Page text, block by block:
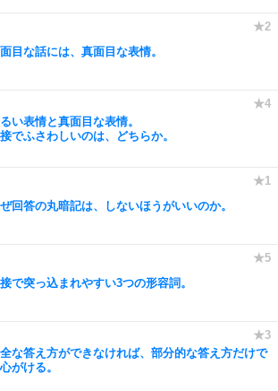
目な話には、真面目な表情。
い表情と真面目な表情。
でふさわしいのは、どちらか。
回答の丸暗記は、しないほうがいいのか。
で突っ込まれやすい3つの形容詞。
な答え方ができなければ、部分的な答え方だけで
がける。